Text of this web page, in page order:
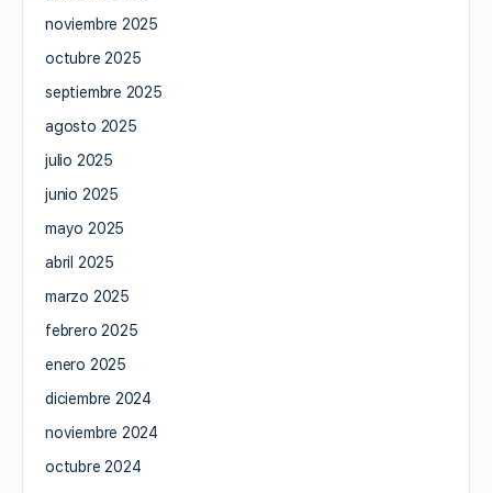
noviembre 2025
octubre 2025
septiembre 2025
agosto 2025
julio 2025
junio 2025
mayo 2025
abril 2025
marzo 2025
febrero 2025
enero 2025
diciembre 2024
noviembre 2024
octubre 2024